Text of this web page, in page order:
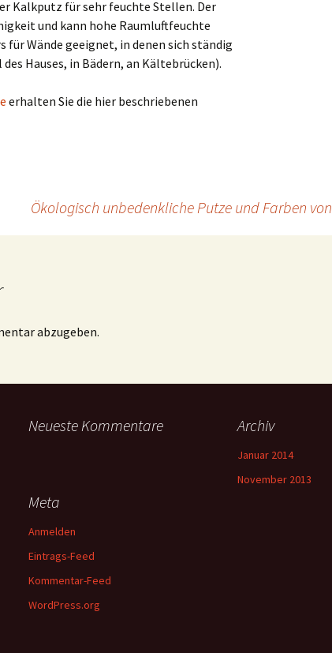
Kalkputz für sehr feuchte Stellen. Der
und kann hohe Raumluftfeuchte
für Wände geeignet, in denen sich ständig
Hauses, in Bädern, an Kältebrücken).
erhalten Sie die hier beschriebenen
Ökologisch unbedenkliche Putze und Farben
abzugeben.
Neueste Kommentare Archiv
Januar 2014
November 2013
Meta
Anmelden
Eintrags-Feed
Kommentar-Feed
WordPress.org